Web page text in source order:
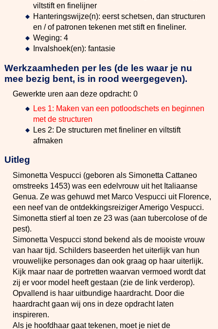
viltstift en finelijner
Hanteringswijze(n): eerst schetsen, dan structuren
en / of patronen tekenen met stift en fineliner.
Weging: 4
Invalshoek(en): fantasie
Werkzaamheden per les (de les waar je nu
mee bezig bent, is in rood weergegeven).
Gewerkte uren aan deze opdracht: 0
Les 1: Maken van een potloodschets en beginnen
met de structuren
Les 2: De structuren met fineliner en viltstift
afmaken
Uitleg
Simonetta Vespucci (geboren als Simonetta Cattaneo
omstreeks 1453) was een edelvrouw uit het Italiaanse
Genua. Ze was gehuwd met Marco Vespucci uit Florence,
een neef van de ontdekkingsreiziger Amerigo Vespucci.
Simonetta stierf al toen ze 23 was (aan tubercolose of de
pest).
Simonetta Vespucci stond bekend als de mooiste vrouw
van haar tijd. Schilders baseerden het uiterlijk van hun
vrouwelijke personages dan ook graag op haar uiterlijk.
Kijk maar naar de portretten waarvan vermoed wordt dat
zij er voor model heeft gestaan (zie de link verderop).
Opvallend is haar uitbundige haardracht. Door die
haardracht gaan wij ons in deze opdracht laten
inspireren.
Als je hoofdhaar gaat tekenen, moet je niet de